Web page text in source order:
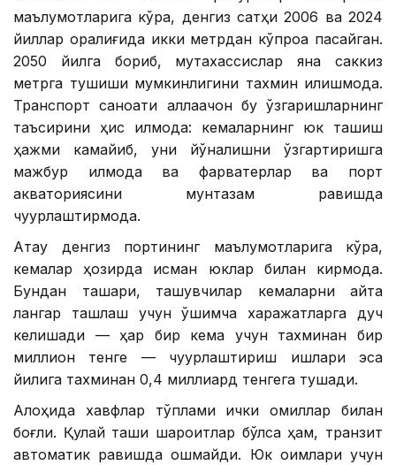
маълумотларига кўра, денгиз сатҳи 2006 ва 2024
йиллар оралиғида икки метрдан кўпроққа пасайган.
2050 йилга бориб, мутахассислар яна саккиз
метрга тушиши мумкинлигини тахмин қилишмоқда.
Транспорт саноати аллақачон бу ўзгаришларнинг
таъсирини ҳис қилмоқда: кемаларнинг юк ташиш
ҳажми камайиб, уни йўналишни ўзгартиришга
мажбур қилмоқда ва фарватерлар ва порт
акваториясини мунтазам равишда
чуқурлаштирмоқда.
Ақтау денгиз портининг маълумотларига кўра,
кемалар ҳозирда қисман юклар билан кирмоқда.
Бундан ташқари, ташувчилар кемаларни қайта
лангар ташлаш учун қўшимча харажатларга дуч
келишади — ҳар бир кема учун тахминан бир
миллион тенге — чуқурлаштириш ишлари эса
йилига тахминан 0,4 миллиард тенгега тушади.
Алоҳида хавфлар тўплами ички омиллар билан
боғлиқ. Қулай ташқи шароитлар бўлса ҳам, транзит
автоматик равишда ошмайди. Юк оқимлари учун